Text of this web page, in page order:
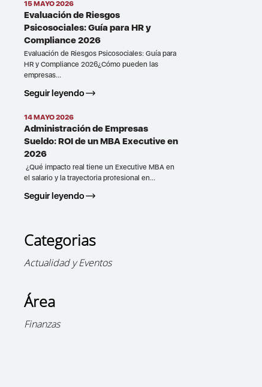
15 MAYO 2026
Evaluación de Riesgos
Psicosociales: Guía para HR y
Compliance 2026
Evaluación de Riesgos Psicosociales: Guía para
HR y Compliance 2026¿Cómo pueden las
empresas...
Seguir leyendo
14 MAYO 2026
Administración de Empresas
Sueldo: ROI de un MBA Executive en
2026
¿Qué impacto real tiene un Executive MBA en
el salario y la trayectoria profesional en...
Seguir leyendo
Categorias
Actualidad y Eventos
Área
Finanzas